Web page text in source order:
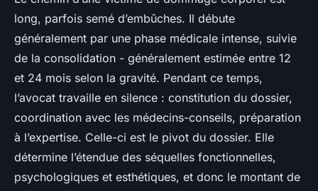
long, parfois semé d’embûches. Il débute
généralement par une phase médicale intense, suivie
de la consolidation - généralement estimée entre 12
et 24 mois selon la gravité. Pendant ce temps,
l’avocat travaille en silence : constitution du dossier,
coordination avec les médecins-conseils, préparation
à l’expertise. Celle-ci est le pivot du dossier. Elle
détermine l’étendue des séquelles fonctionnelles,
psychologiques et esthétiques, et donc le montant de